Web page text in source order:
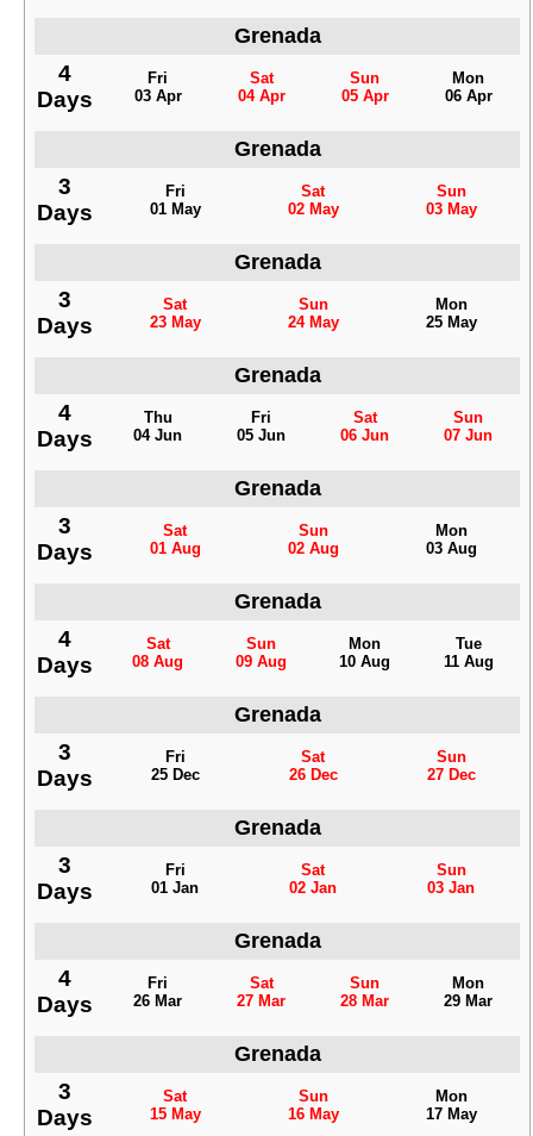
Grenada
4
Days
Fri
03 Apr
Sat
04 Apr
Sun
05 Apr
Mon
06 Apr
Grenada
3
Days
Fri
01 May
Sat
02 May
Sun
03 May
Grenada
3
Days
Sat
23 May
Sun
24 May
Mon
25 May
Grenada
4
Days
Thu
04 Jun
Fri
05 Jun
Sat
06 Jun
Sun
07 Jun
Grenada
3
Days
Sat
01 Aug
Sun
02 Aug
Mon
03 Aug
Grenada
4
Days
Sat
08 Aug
Sun
09 Aug
Mon
10 Aug
Tue
11 Aug
Grenada
3
Days
Fri
25 Dec
Sat
26 Dec
Sun
27 Dec
Grenada
3
Days
Fri
01 Jan
Sat
02 Jan
Sun
03 Jan
Grenada
4
Days
Fri
26 Mar
Sat
27 Mar
Sun
28 Mar
Mon
29 Mar
Grenada
3
Days
Sat
15 May
Sun
16 May
Mon
17 May